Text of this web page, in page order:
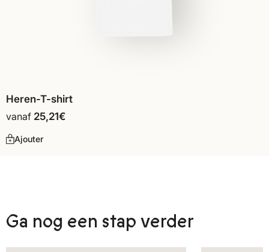
Heren-T-shirt
vanaf 25,21€
Ajouter
Ga nog een stap verder